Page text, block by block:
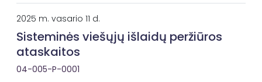
2025 m. vasario 11 d.
Sisteminės viešųjų išlaidų peržiūros
ataskaitos
04-005-P-0001